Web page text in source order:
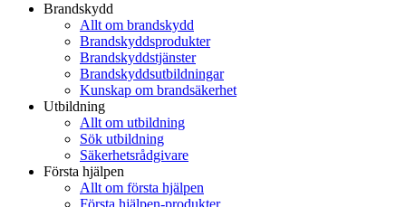
Brandskydd
Allt om brandskydd
Brandskyddsprodukter
Brandskyddstjänster
Brandskyddsutbildningar
Kunskap om brandsäkerhet
Utbildning
Allt om utbildning
Sök utbildning
Säkerhetsrådgivare
Första hjälpen
Allt om första hjälpen